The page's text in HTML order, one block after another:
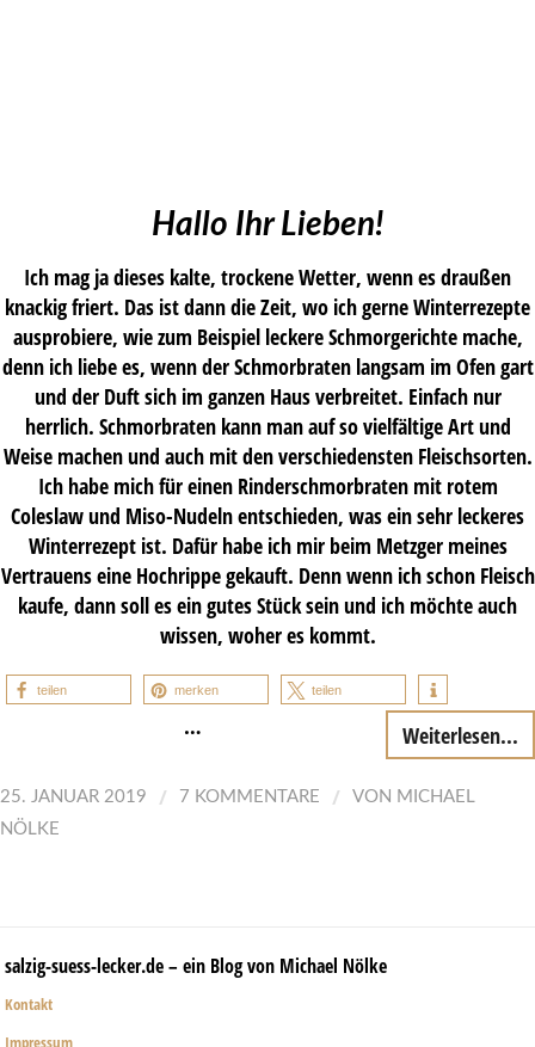
Hallo Ihr Lieben!
Ich mag ja dieses kalte, trockene Wetter, wenn es draußen
knackig friert. Das ist dann die Zeit, wo ich gerne Winterrezepte
ausprobiere, wie zum Beispiel leckere Schmorgerichte mache,
denn ich liebe es, wenn der Schmorbraten langsam im Ofen gart
und der Duft sich im ganzen Haus verbreitet. Einfach nur
herrlich. Schmorbraten kann man auf so vielfältige Art und
Weise machen und auch mit den verschiedensten Fleischsorten.
Ich habe mich für einen Rinderschmorbraten mit rotem
Coleslaw und Miso-Nudeln entschieden, was ein sehr leckeres
Winterrezept ist. Dafür habe ich mir beim Metzger meines
Vertrauens eine Hochrippe gekauft. Denn wenn ich schon Fleisch
kaufe, dann soll es ein gutes Stück sein und ich möchte auch
wissen, woher es kommt.
teilen merken teilen
… Weiterlesen...
25. JANUAR 2019 / 7 KOMMENTARE / VON MICHAEL
NÖLKE
salzig-suess-lecker.de – ein Blog von Michael Nölke
Kontakt
Impressum